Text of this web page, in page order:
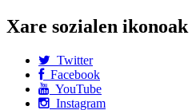
Xare sozialen ikonoak
Twitter
Facebook
YouTube
Instagram